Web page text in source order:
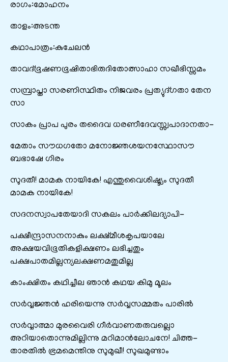
രാഗം:മോഹനം
താളം:അടന്ത
കഥാപാത്രം:കുചേലൻ
താവദ്ഭൂഷണഭൂഷിതാഭിരുദിതോത്സാഹാ സഖീഭിസ്സമം
സമ്പ്രാപ്താ സരണിസ്ഥിതം നിജവരം പ്രത്യുദ്ഗതാ തേന
സാ
സാകം പ്രാപ പുരം തദൈവ ധരണീദേവസ്സ്വപാദാനതാ-
മേതാം സൗധഗതോ മനോജ്ഞശയനസ്ഥോസൗ
ബഭാഷേ ഗിരം
സുദതീ! മാമക നായികേ! എന്തുവൈശിഷ്ട്യം സുദതീ
മാമക നായികേ!
സദനസ്വാപതേയാദി സകലം പാർക്കിലദ്യാപി-
പക്ഷീന്ദ്രാസനനാകും ലക്ഷ്മീശകൃപയാലേ
അക്ഷയവിഭൂതികളിക്ഷണം ലഭിച്ചതും
പക്ഷപാതമില്ലന്യലക്ഷണമതുമില്ല
കാംക്ഷിതം കഥിച്ചീല ഞാൻ കഥയ കിമു മൂലം
സർവ്വജ്ഞൻ ഹരിയെന്നു സർവ്വസമ്മതം പാരിൽ
സർവ്വാത്മാ മുരവൈരി ഗീർവാണതരുവല്ലൊ
അറിയാതൊന്നുമില്ലിന്നു മറിമാൻലോചനേ! ചിത്ത-
താരതിൽ ഭ്രമമെന്തിനു സുമുഖീ! സുഖമുണ്ടാം